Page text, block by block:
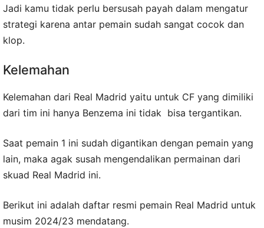
Jadi kamu tidak perlu bersusah payah dalam mengatur
strategi karena antar pemain sudah sangat cocok dan
klop.
Kelemahan
Kelemahan dari Real Madrid yaitu untuk CF yang dimiliki
dari tim ini hanya Benzema ini tidak bisa tergantikan.
Saat pemain 1 ini sudah digantikan dengan pemain yang
lain, maka agak susah mengendalikan permainan dari
skuad Real Madrid ini.
Berikut ini adalah daftar resmi pemain Real Madrid untuk
musim 2024/23 mendatang.